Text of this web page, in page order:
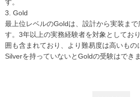
す。
Gold
最上位レベルのGoldは、設計から実装まで
す。3年以上の実務経験者を対象としてお
囲も含まれており、より難易度は高いもの
Silverを持っていないとGoldの受験はできま